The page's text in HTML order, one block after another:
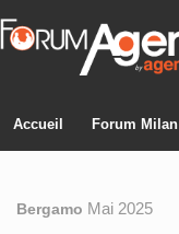
Accueil Forum Milan
Bergamo Mai 2025